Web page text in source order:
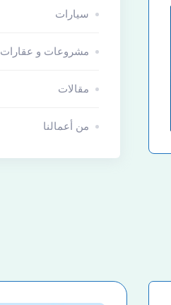
سيارات
مشروعات و عقارات
مقالات
من أعمالنا